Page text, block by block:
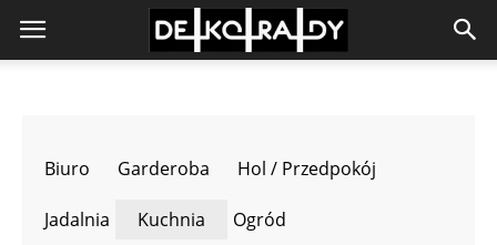
Biuro Garderoba Hol / Przedpokój
Jadalnia Kuchnia Ogród